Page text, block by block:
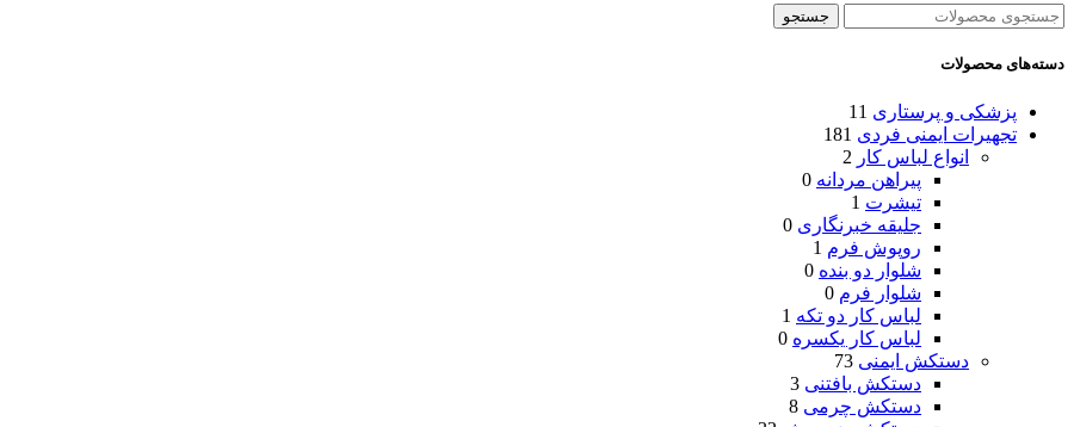
جستجو
دسته‌های محصولات
پزشکی و پرستاری 11
تجهیرات ایمنی فردی 181
انواع لباس کار 2
پیراهن مردانه 0
تیشرت 1
جلیقه خبرنگاری 0
روپوش فرم 1
شلوار دو بنده 0
شلوار فرم 0
لباس کار دو تکه 1
لباس کار یکسره 0
دستکش ایمنی 73
دستکش بافتنی 3
دستکش چرمی 8